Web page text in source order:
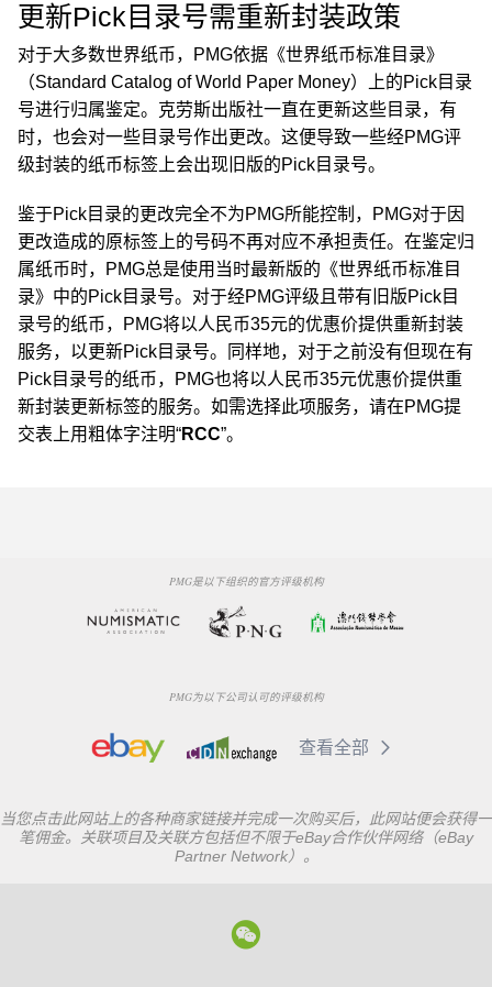
更新Pick目录号需重新封装政策
对于大多数世界纸币，PMG依据《世界纸币标准目录》
（Standard Catalog of World Paper Money）上的Pick目录
号进行归属鉴定。克劳斯出版社一直在更新这些目录，有
时，也会对一些目录号作出更改。这便导致一些经PMG评
级封装的纸币标签上会出现旧版的Pick目录号。
鉴于Pick目录的更改完全不为PMG所能控制，PMG对于因
更改造成的原标签上的号码不再对应不承担责任。在鉴定归
属纸币时，PMG总是使用当时最新版的《世界纸币标准目
录》中的Pick目录号。对于经PMG评级且带有旧版Pick目
录号的纸币，PMG将以人民币35元的优惠价提供重新封装
服务，以更新Pick目录号。同样地，对于之前没有但现在有
Pick目录号的纸币，PMG也将以人民币35元优惠价提供重
新封装更新标签的服务。如需选择此项服务，请在PMG提
交表上用粗体字注明“RCC”。
PMG是以下组织的官方评级机构
PMG为以下公司认可的评级机构
查看全部
当您点击此网站上的各种商家链接并完成一次购买后，此网站便会获得一
笔佣金。关联项目及关联方包括但不限于eBay合作伙伴网络（eBay
Partner Network）。